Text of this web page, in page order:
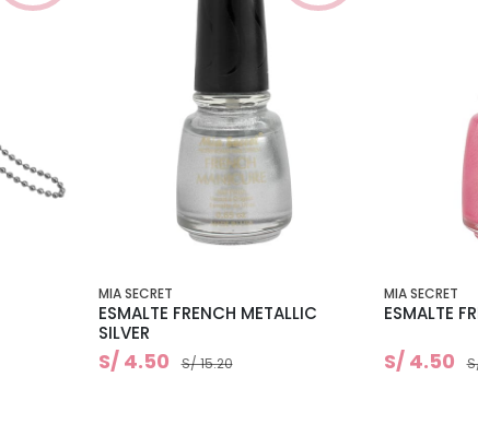
MIA SECRET
ESMALTE FRENCH METALLIC
SILVER
S/ 4.50 S/ 15.20
MIA SECRET
ESMALTE
S/ 4.50